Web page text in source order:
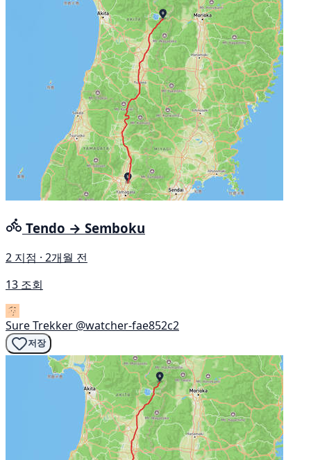
Tendo → Semboku
2 지점 · 2개월 전
13 조회
Sure Trekker @watcher-fae852c2
저장